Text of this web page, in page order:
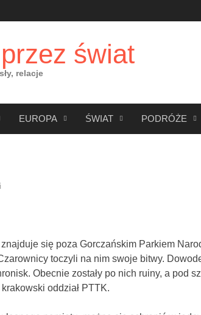
świat
relacje
EUROPA ŚWIAT PODRÓŻE
się poza Gorczańskim Parkiem
toczyli na nim swoje bitwy.
Obecnie zostały po nich ruiny, a pod
oddział PTTK.